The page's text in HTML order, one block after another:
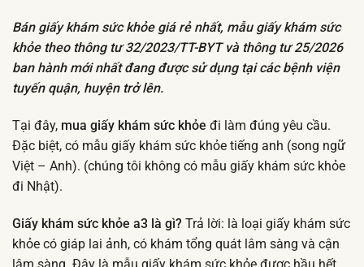
Bán giấy khám sức khỏe giá rẻ nhất, mẫu giấy khám sức
khỏe theo thông tư 32/2023/TT-BYT và thông tư 25/2026
ban hành mới nhất đang được sử dụng tại các bệnh viện
tuyến quận, huyện trở lên.
Tại đây, mua giấy khám sức khỏe đi làm đúng yêu cầu.
Đặc biệt, có mẫu giấy khám sức khỏe tiếng anh (song ngữ
Việt – Anh). (chúng tôi không có mẫu giấy khám sức khỏe
đi Nhật).
Giấy khám sức khỏe a3 là gì? Trả lời: là loại giấy khám sức
khỏe có giáp lai ảnh, có khám tổng quát lâm sàng và cận
lâm sàng. Đây là mẫu giấy khám sức khỏe được hầu hết